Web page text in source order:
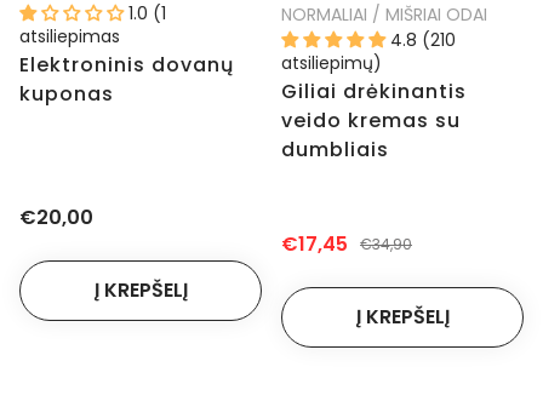
1.0 (1
atsiliepimas
Elektroninis dovanų
kuponas
€20,00
NORMALIAI / MIŠRIAI ODAI
4.8 (210
atsiliepimų)
Giliai drėkinantis
veido kremas su
dumbliais
€17,45 €34,90